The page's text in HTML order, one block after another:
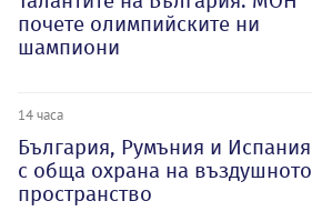
почете олимпийските ни
шампиони
14 часа
България, Румъния и Испания
с обща охрана на въздушното
пространство